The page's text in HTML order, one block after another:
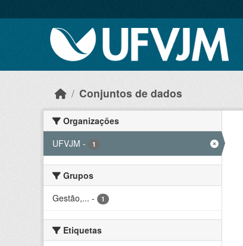
Conjuntos de dados
Organizações
UFVJM - 1
Grupos
Gestão,... - 1
Etiquetas